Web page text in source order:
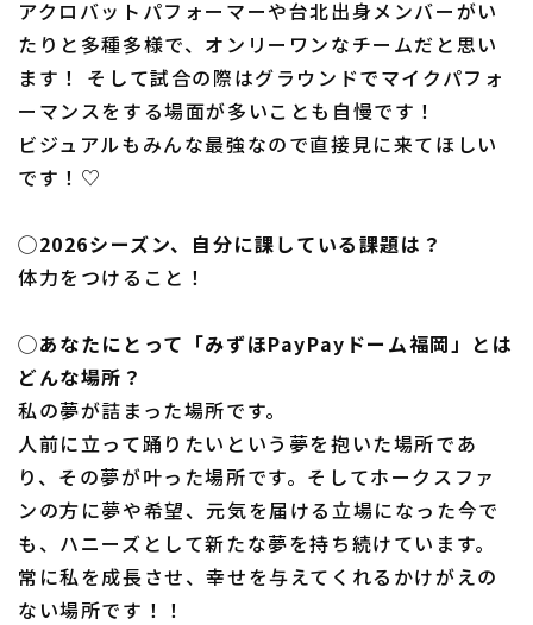
アクロバットパフォーマーや台北出身メンバーがい
たりと多種多様で、オンリーワンなチームだと思い
ます！ そして試合の際はグラウンドでマイクパフォ
ーマンスをする場面が多いことも自慢です！
ビジュアルもみんな最強なので直接見に来てほしい
です！♡
◯2026シーズン、自分に課している課題は？
体力をつけること！
◯あなたにとって「みずほPayPayドーム福岡」とは
どんな場所？
私の夢が詰まった場所です。
人前に立って踊りたいという夢を抱いた場所であ
り、その夢が叶った場所です。そしてホークスファ
ンの方に夢や希望、元気を届ける立場になった今で
も、ハニーズとして新たな夢を持ち続けています。
常に私を成長させ、幸せを与えてくれるかけがえの
ない場所です！！